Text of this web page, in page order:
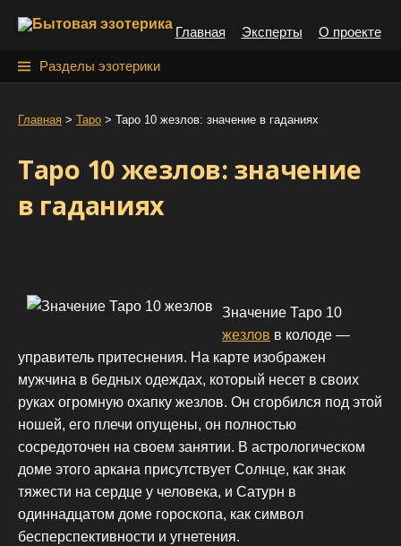
Главная Эксперты О проекте
Разделы эзотерики
и
Главная > Таро > Таро 10 жезлов: значение в гаданиях
Таро 10 жезлов: значение
в гаданиях
Значение Таро 10
жезлов в колоде —
управитель притеснения. На карте изображен
мужчина в бедных одеждах, который несет в своих
руках огромную охапку жезлов. Он сгорбился под этой
ношей, его плечи опущены, он полностью
сосредоточен на своем занятии. В астрологическом
доме этого аркана присутствует Солнце, как знак
тяжести на сердце у человека, и Сатурн в
одиннадцатом доме гороскопа, как символ
бесперспективности и угнетения.